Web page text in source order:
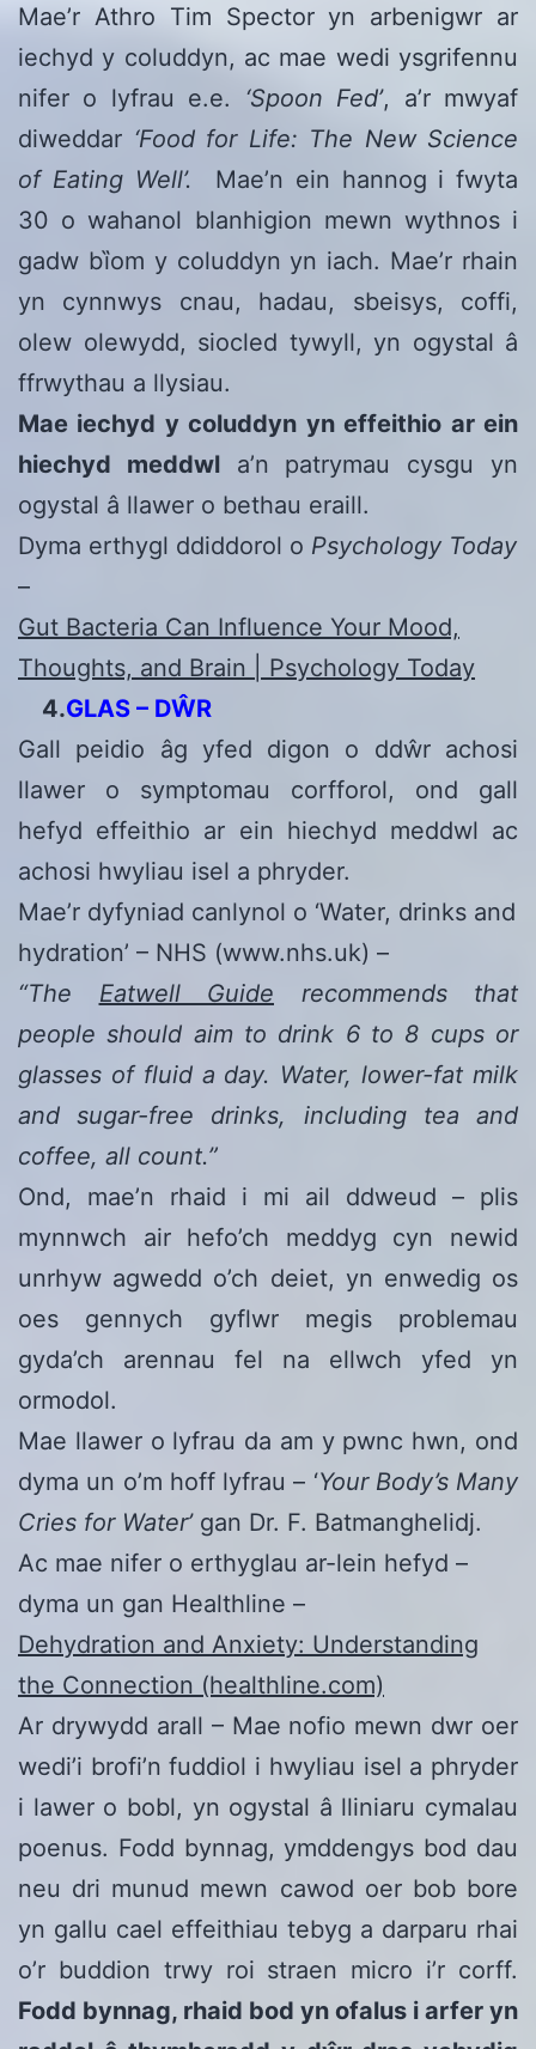
Mae’r Athro Tim Spector yn arbenigwr ar
iechyd y coluddyn, ac mae wedi ysgrifennu
nifer o lyfrau e.e. ‘Spoon Fed’, a’r mwyaf
diweddar ‘Food for Life: The New Science
of Eating Well’. Mae’n ein hannog i fwyta
30 o wahanol blanhigion mewn wythnos i
gadw bȉom y coluddyn yn iach. Mae’r rhain
yn cynnwys cnau, hadau, sbeisys, coffi,
olew olewydd, siocled tywyll, yn ogystal â
ffrwythau a llysiau.
Mae iechyd y coluddyn yn effeithio ar ein
hiechyd meddwla’n patrymau cysgu yn
ogystal â llawer o bethau eraill.
Dyma erthygl ddiddorol o Psychology Today
–
Gut Bacteria Can Influence Your Mood,
Thoughts, and Brain | Psychology Today
4.GLAS – DŴR
Gall peidio âg yfed digon o ddŵr achosi
llawer o symptomau corfforol, ond gall
hefyd effeithio ar ein hiechyd meddwl ac
achosi hwyliau isel a phryder.
Mae’r dyfyniad canlynol o ‘Water, drinks and
hydration’ – NHS (www.nhs.uk) –
“The Eatwell Guide recommends that
people should aim to drink 6 to 8 cups or
glasses of fluid a day. Water, lower-fat milk
and sugar-free drinks, including tea and
coffee, all count.”
Ond, mae’n rhaid i mi ail ddweud – plis
mynnwch air hefo’ch meddyg cyn newid
unrhyw agwedd o’ch deiet, yn enwedig os
oes gennych gyflwr megis problemau
gyda’ch arennau fel na ellwch yfed yn
ormodol.
Mae llawer o lyfrau da am y pwnc hwn, ond
dyma un o’m hoff lyfrau – ‘Your Body’s Many
Cries for Water’gan Dr. F. Batmanghelidj.
Ac mae nifer o erthyglau ar-lein hefyd –
dyma un gan Healthline –
Dehydration and Anxiety: Understanding
the Connection (healthline.com)
Ar drywydd arall – Mae nofio mewn dwr oer
wedi’i brofi’n fuddiol i hwyliau isel a phryder
i lawer o bobl, yn ogystal â lliniaru cymalau
poenus. Fodd bynnag, ymddengys bod dau
neu dri munud mewn cawod oer bob bore
yn gallu cael effeithiau tebyg a darparu rhai
o’r buddion trwy roi straen micro i’r corff.
Fodd bynnag, rhaid bod yn ofalus i arfer yn